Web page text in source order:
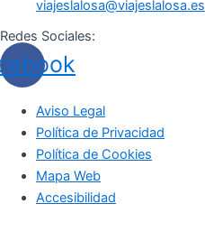
viajeslalosa@viajeslalosa.es
Redes Sociales:
Aviso Legal
Política de Privacidad
Política de Cookies
Mapa Web
Accesibilidad